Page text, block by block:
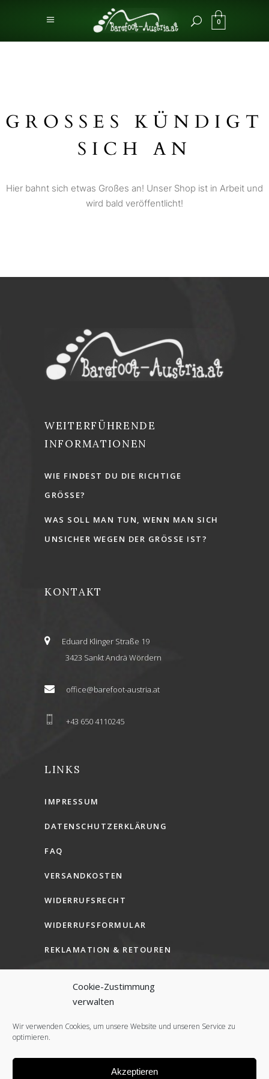
Cookie-Zustimmung
verwalten
Wir verwenden Cookies, um unsere Website und unseren Service zu
optimieren.
Akzeptieren
0
GROSSES KÜNDIGT S
ICH AN
Hier bahnt sich etwas Großes an! Unser Shop ist in Arbeit und
wird bald veröffentlicht!
WEITERFÜHRENDE
INFORMATIONEN
WIE FINDEST DU DIE RICHTIGE
GRÖSSE?
WAS SOLL MAN TUN, WENN MAN SICH
UNSICHER WEGEN DER GRÖSSE IST?
KONTAKT
Eduard Klinger Straße 19
3423 Sankt Andrä Wördern
office@barefoot-austria.at
+43 650 4110245
LINKS
IMPRESSUM
DATENSCHUTZERKLÄRUNG
FAQ
VERSANDKOSTEN
WIDERRUFSRECHT
WIDERRUFSFORMULAR
REKLAMATION & RETOUREN
AGB (B2B)
COOKIE-RICHTLINIE (EU)